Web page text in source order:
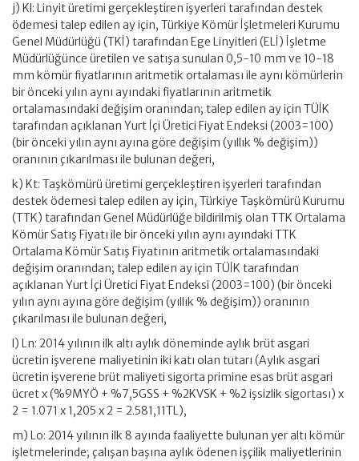
j) Kl: Linyit üretimi gerçekleştiren işyerleri tarafından destek
ödemesi talep edilen ay için, Türkiye Kömür İşletmeleri Kurumu
Genel Müdürlüğü (TKİ) tarafından Ege Linyitleri (ELİ) İşletme
Müdürlüğünce üretilen ve satışa sunulan 0,5-10 mm ve 10-18
mm kömür fiyatlarının aritmetik ortalaması ile aynı kömürlerin
bir önceki yılın aynı ayındaki fiyatlarının aritmetik
ortalamasındaki değişim oranından; talep edilen ay için TÜİK
tarafından açıklanan Yurt İçi Üretici Fiyat Endeksi (2003=100)
(bir önceki yılın aynı ayına göre değişim (yıllık % değişim))
oranının çıkarılması ile bulunan değeri,
k) Kt: Taşkömürü üretimi gerçekleştiren işyerleri tarafından
destek ödemesi talep edilen ay için, Türkiye Taşkömürü Kurumu
(TTK) tarafından Genel Müdürlüğe bildirilmiş olan TTK Ortalama
Kömür Satış Fiyatı ile bir önceki yılın aynı ayındaki TTK
Ortalama Kömür Satış Fiyatının aritmetik ortalamasındaki
değişim oranından; talep edilen ay için TÜİK tarafından
açıklanan Yurt İçi Üretici Fiyat Endeksi (2003=100) (bir önceki
yılın aynı ayına göre değişim (yıllık % değişim)) oranının
çıkarılması ile bulunan değeri,
l) Ln: 2014 yılının ilk altı aylık döneminde aylık brüt asgari
ücretin işverene maliyetinin iki katı olan tutarı (Aylık asgari
ücretin işverene brüt maliyeti sigorta primine esas brüt asgari
ücret x (%9MYÖ + %7,5GSS + %2KVSK + %2 işsizlik sigortası) x
2 = 1.071 x 1,205 x 2 = 2.581,11TL),
m) Lo: 2014 yılının ilk 8 ayında faaliyette bulunan yer altı kömür
işletmelerinde; çalışan başına aylık ödenen işçilik maliyetlerinin